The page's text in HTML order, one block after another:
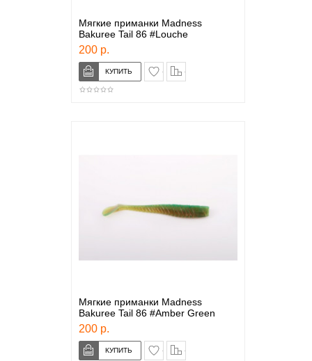
Мягкие приманки Madness
Bakuree Tail 86 #Louche
200 р.
в закладки
Мягкие приманки Madness
Bakuree Tail 86 #Amber Green
200 р.
в закладки